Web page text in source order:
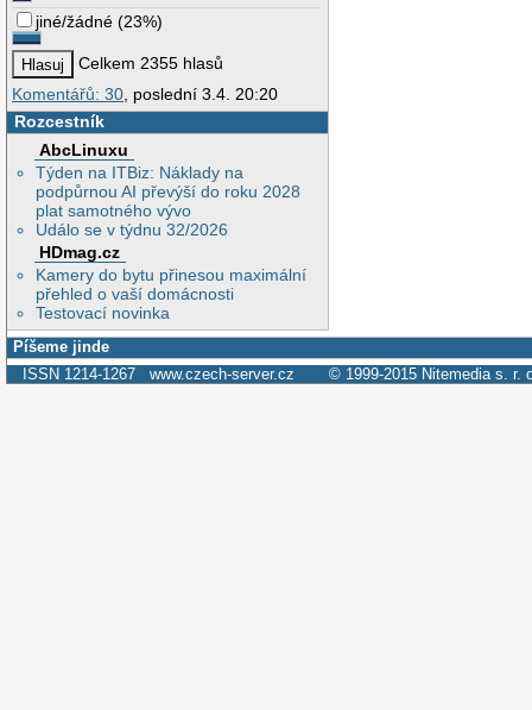
jiné/žádné (23%)
Celkem 2355 hlasů
Komentářů: 30 , poslední 3.4. 20:20
Rozcestník
AbcLinuxu
Týden na ITBiz: Náklady na
podpůrnou AI převýší do roku 2028
plat samotného vývo
Událo se v týdnu 32/2026
HDmag.cz
Kamery do bytu přinesou maximální
přehled o vaší domácnosti
Testovací novinka
Píšeme jinde
ISSN 1214-1267 www.czech-server.cz © 1999-2015 Nitemedia s. r.